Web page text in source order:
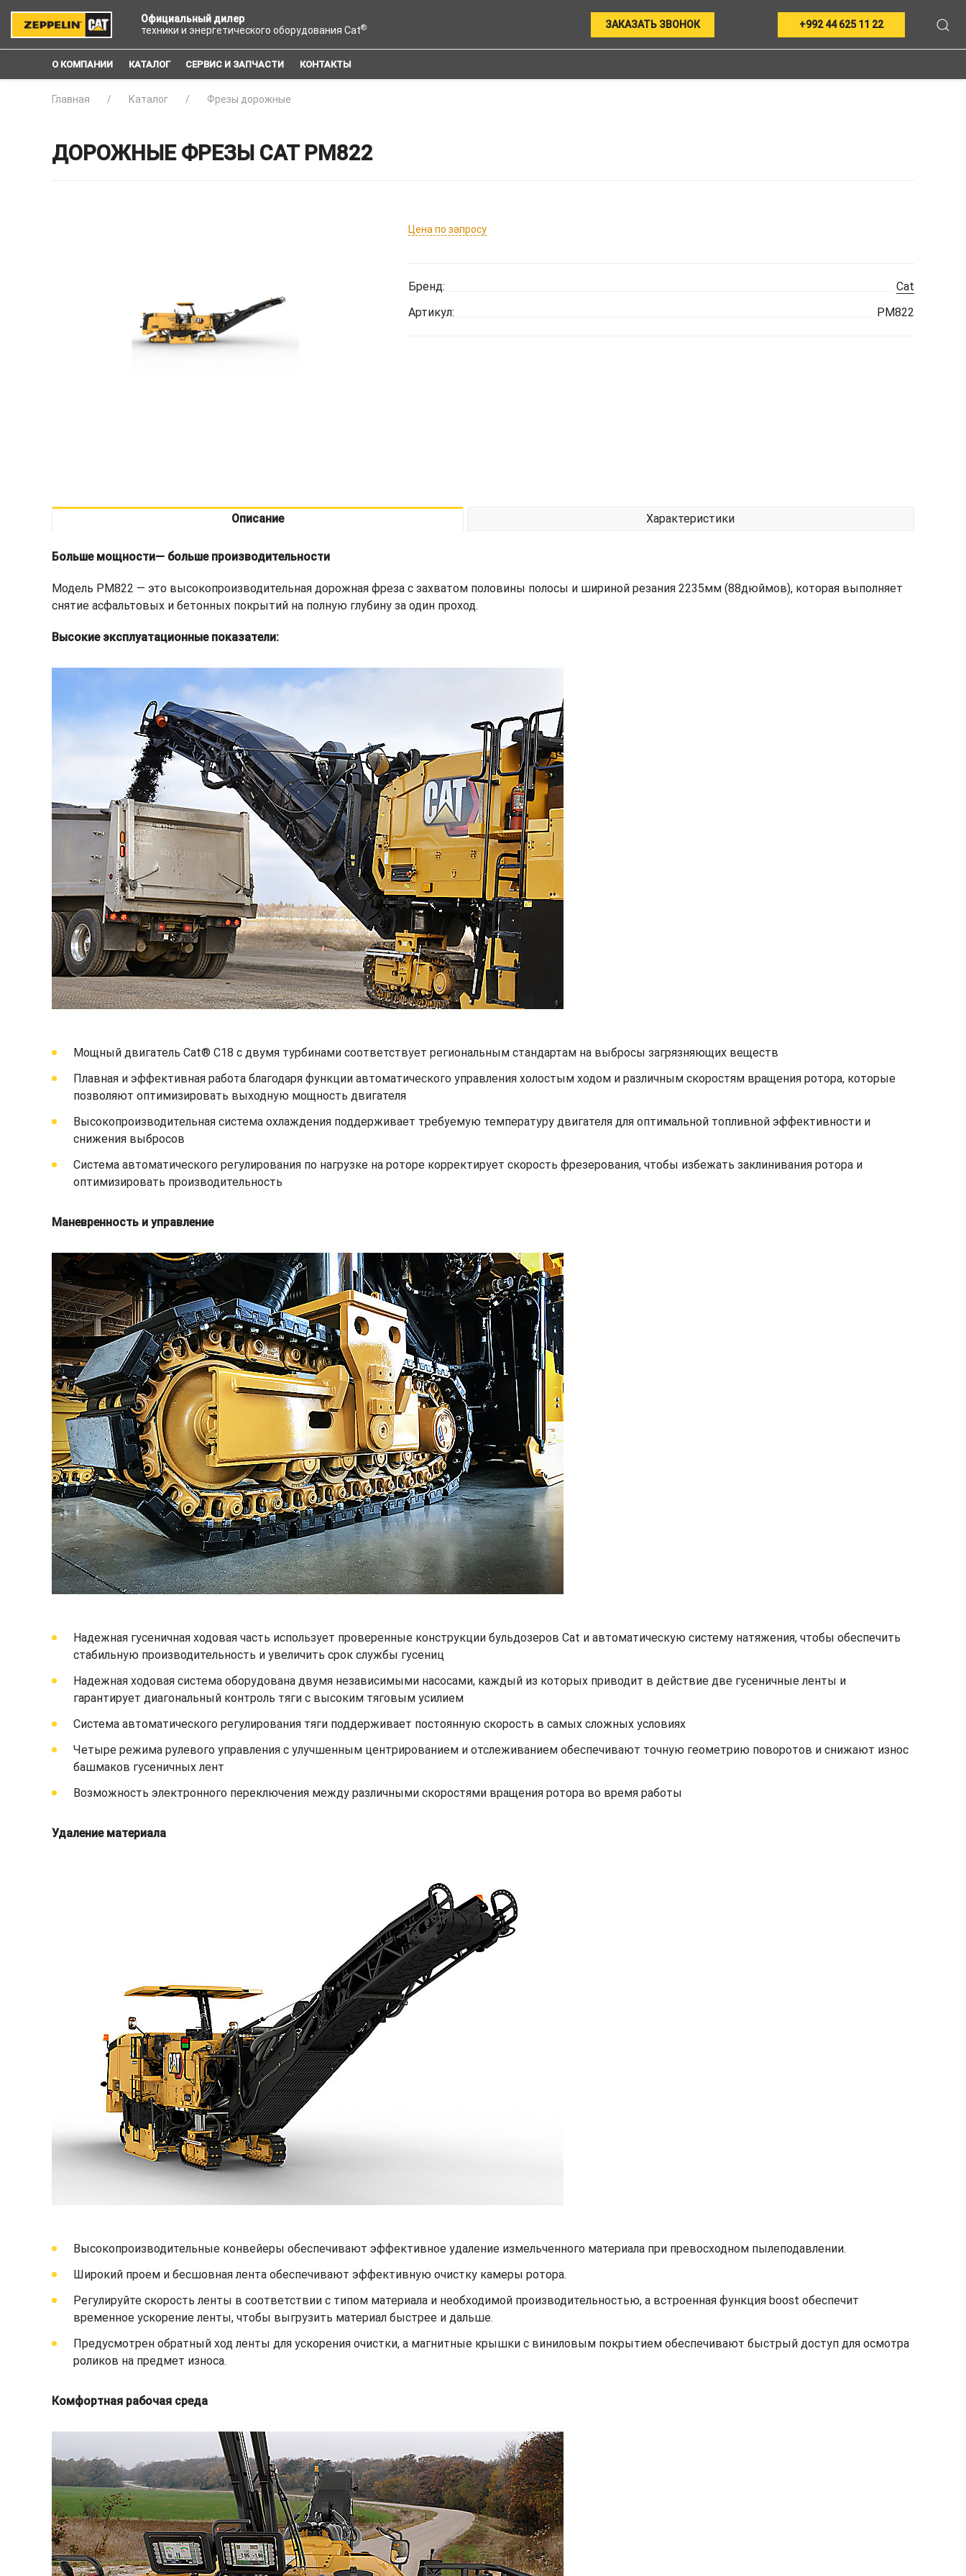
Официальный дилер
техники и энергетического оборудования Cat® ЗАКАЗАТЬ ЗВОНОК +992 44 625 11 22
О КОМПАНИИ КАТАЛОГ СЕРВИС И ЗАПЧАСТИ КОНТАКТЫ
Главная Каталог Фрезы дорожные
ДОРОЖНЫЕ ФРЕЗЫ CAT PM822
Цена по запросу
Бренд:
Cat
Артикул:
PM822
Описание Характеристики
Больше мощности— больше производительности
Модель PM822 — это высокопроизводительная дорожная фреза с захватом половины полосы и шириной резания 2235мм (88дюймов), которая выполняет
снятие асфальтовых и бетонных покрытий на полную глубину за один проход.
Высокие эксплуатационные показатели:
Мощный двигатель Cat® C18 с двумя турбинами соответствует региональным стандартам на выбросы загрязняющих веществ
Плавная и эффективная работа благодаря функции автоматического управления холостым ходом и различным скоростям вращения ротора, которые
позволяют оптимизировать выходную мощность двигателя
Высокопроизводительная система охлаждения поддерживает требуемую температуру двигателя для оптимальной топливной эффективности и
снижения выбросов
Система автоматического регулирования по нагрузке на роторе корректирует скорость фрезерования, чтобы избежать заклинивания ротора и
оптимизировать производительность
Маневренность и управление
Надежная гусеничная ходовая часть использует проверенные конструкции бульдозеров Cat и автоматическую систему натяжения, чтобы обеспечить
стабильную производительность и увеличить срок службы гусениц
Надежная ходовая система оборудована двумя независимыми насосами, каждый из которых приводит в действие две гусеничные ленты и
гарантирует диагональный контроль тяги с высоким тяговым усилием
Система автоматического регулирования тяги поддерживает постоянную скорость в самых сложных условиях
Четыре режима рулевого управления с улучшенным центрированием и отслеживанием обеспечивают точную геометрию поворотов и снижают износ
башмаков гусеничных лент
Возможность электронного переключения между различными скоростями вращения ротора во время работы
Удаление материала
Высокопроизводительные конвейеры обеспечивают эффективное удаление измельченного материала при превосходном пылеподавлении.
Широкий проем и бесшовная лента обеспечивают эффективную очистку камеры ротора.
Регулируйте скорость ленты в соответствии с типом материала и необходимой производительностью, а встроенная функция boost обеспечит
временное ускорение ленты, чтобы выгрузить материал быстрее и дальше.
Предусмотрен обратный ход ленты для ускорения очистки, а магнитные крышки с виниловым покрытием обеспечивают быстрый доступ для осмотра
роликов на предмет износа.
Комфортная рабочая среда